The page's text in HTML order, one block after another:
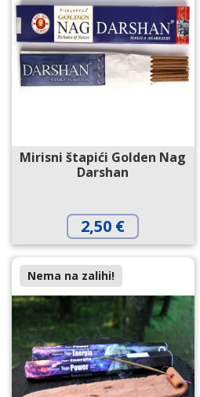
Mirisni štapići Golden Nag
Darshan
2,50 €
Nema na zalihi!